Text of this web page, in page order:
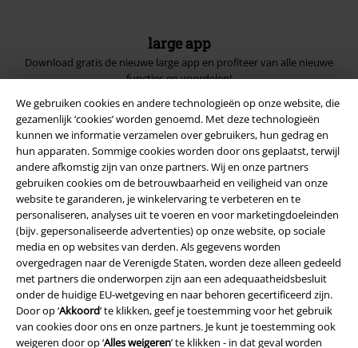
We gebruiken cookies en andere technologieën op onze website, die
gezamenlijk ‘cookies’ worden genoemd. Met deze technologieën
kunnen we informatie verzamelen over gebruikers, hun gedrag en
hun apparaten. Sommige cookies worden door ons geplaatst, terwijl
andere afkomstig zijn van onze partners. Wij en onze partners
gebruiken cookies om de betrouwbaarheid en veiligheid van onze
website te garanderen, je winkelervaring te verbeteren en te
personaliseren, analyses uit te voeren en voor marketingdoeleinden
(bijv. gepersonaliseerde advertenties) op onze website, op sociale
media en op websites van derden. Als gegevens worden
overgedragen naar de Verenigde Staten, worden deze alleen gedeeld
met partners die onderworpen zijn aan een adequaatheidsbesluit
onder de huidige EU-wetgeving en naar behoren gecertificeerd zijn.
Door op ‘Akkoord’ te klikken, geef je toestemming voor het gebruik
van cookies door ons en onze partners. Je kunt je toestemming ook
weigeren door op ‘Alles weigeren’ te klikken - in dat geval worden
large app
Download gratis de nieuwe large app en profiteer van alle nieuwe
functies en voordelen!
A Warner Music Group Company
Beveiliging